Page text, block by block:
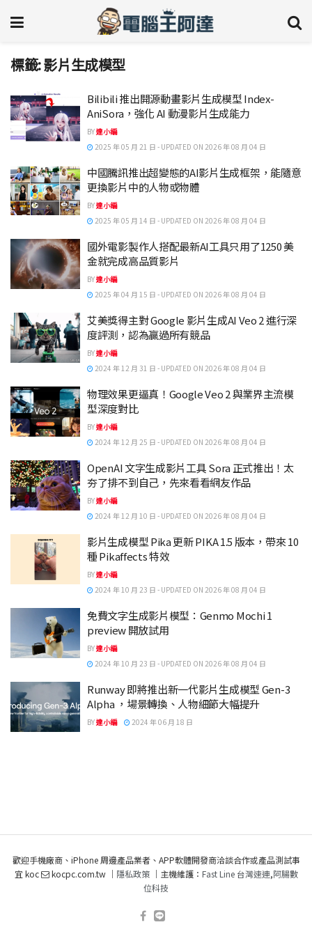
標籤:影片生成模型
Bilibili 推出開源動畫影片生成模型 Index-
AniSora，強化 AI 動漫影片生成能力
BY達小編
2025 年 05 月 21 日 - UPDATED ON 2026 年 08 月 04 日
中國騰訊推出超變態的AI影片生成框架，能隨意
更換影片中的人物或物體
BY達小編
2025 年 05 月 14 日 - UPDATED ON 2026 年 08 月 04 日
國外電影製作人搭配最新AI工具只用了1250 美
金就完成高品質影片
BY達小編
2025 年 04 月 15 日 - UPDATED ON 2026 年 08 月 04 日
艾美獎得主對 Google 影片生成AI Veo 2 進行深
度評測，認為贏過所有競品
BY達小編
2024 年 12 月 31 日 - UPDATED ON 2026 年 08 月 04 日
物理效果更逼真！Google Veo 2 與業界主流模
型深度對比
BY達小編
2024 年 12 月 25 日 - UPDATED ON 2026 年 08 月 04 日
OpenAI 文字生成影片工具 Sora 正式推出！太
夯了排不到自己，先來看看網友作品
BY達小編
2024 年 12 月 10 日 - UPDATED ON 2026 年 08 月 04 日
影片生成模型 Pika 更新 PIKA 1.5 版本，帶來 10
種 Pikaffects 特效
BY達小編
2024 年 10 月 23 日 - UPDATED ON 2026 年 08 月 04 日
免費文字生成影片模型：Genmo Mochi 1
preview 開放試用
BY達小編
2024 年 10 月 23 日 - UPDATED ON 2026 年 08 月 04 日
Runway 即將推出新一代影片生成模型 Gen-3
Alpha ，場景轉換、人物細節大幅提升
BY達小編 2024 年 06 月 18 日
歡迎手機廠商、iPhone 周邊產品業者、APP軟體開發商洽談合作或產品測試事
宜 koc
kocpc.com.tw ｜ 隱私政策｜主機維護： Fast Line 台灣速連,阿腸數
位科技